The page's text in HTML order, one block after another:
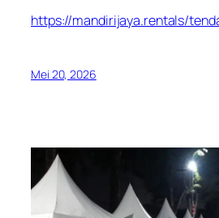
https://mandirijaya.rentals/
Mei 20, 2026